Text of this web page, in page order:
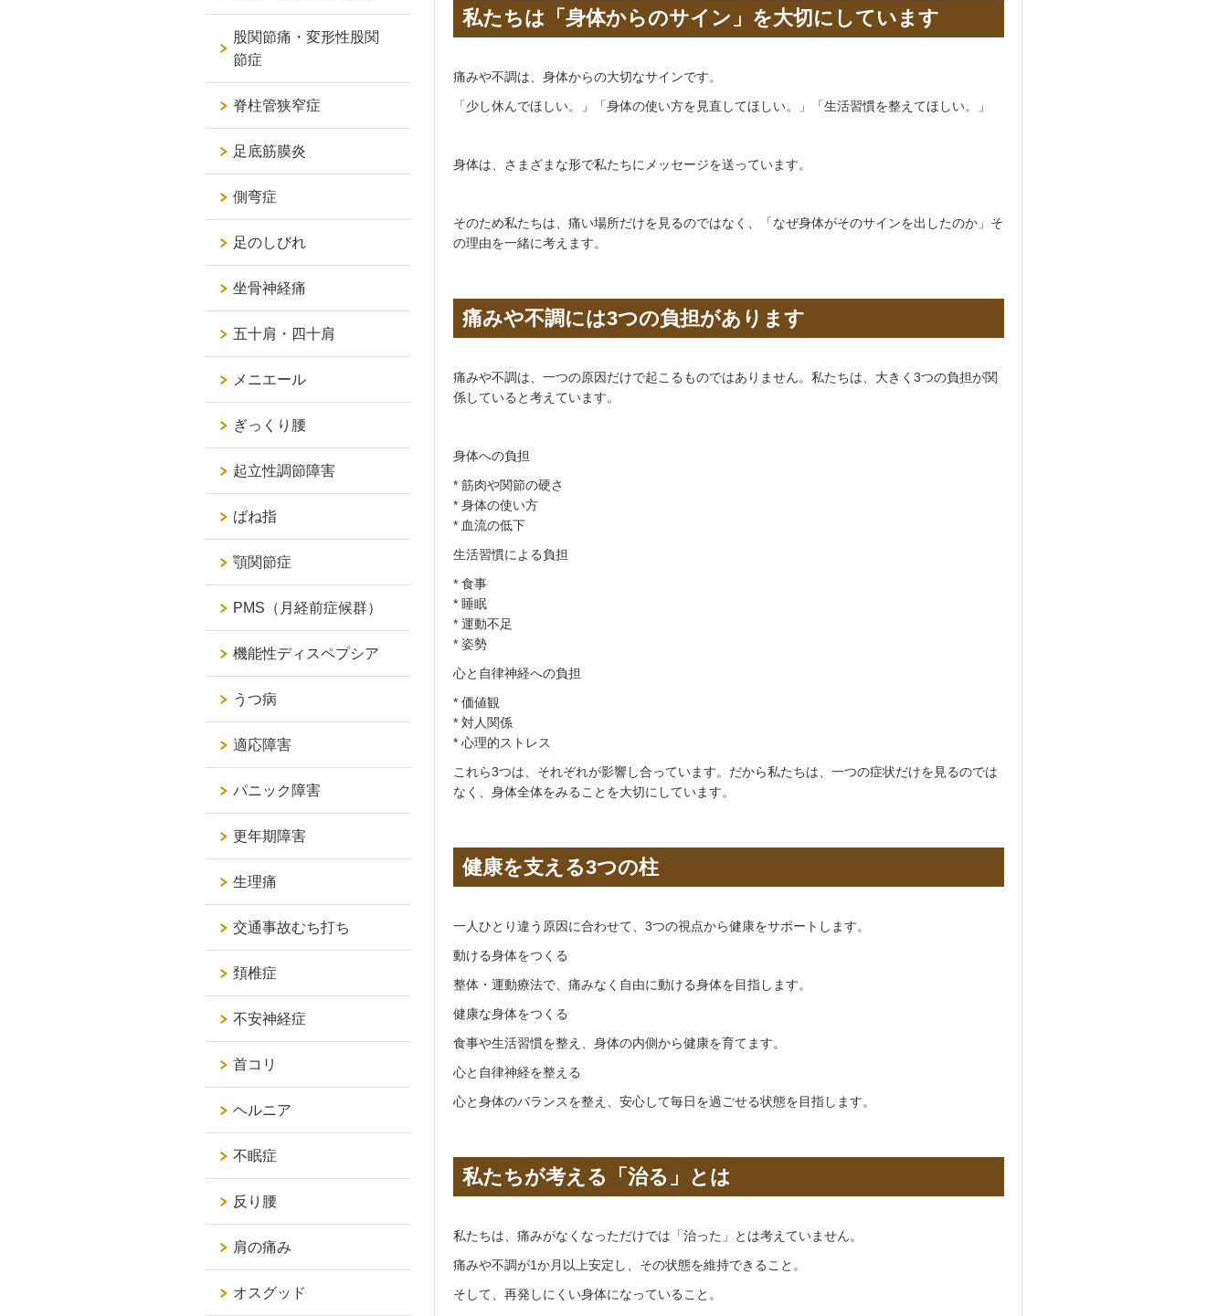
私たちは「身体からのサイン」を大切にしています
痛みや不調は、身体からの大切なサインです。
「少し休んでほしい。」「身体の使い方を見直してほしい。」「生活習慣を整えてほしい。」
身体は、さまざまな形で私たちにメッセージを送っています。
そのため私たちは、痛い場所だけを見るのではなく、「なぜ身体がそのサインを出したのか」そ
の理由を一緒に考えます。
痛みや不調には3つの負担があります
痛みや不調は、一つの原因だけで起こるものではありません。私たちは、大きく3つの負担が関
係していると考えています。
身体への負担
* 筋肉や関節の硬さ
* 身体の使い方
* 血流の低下
生活習慣による負担
* 食事
* 睡眠
* 運動不足
* 姿勢
心と自律神経への負担
* 価値観
* 対人関係
* 心理的ストレス
これら3つは、それぞれが影響し合っています。だから私たちは、一つの症状だけを見るのでは
なく、身体全体をみることを大切にしています。
健康を支える3つの柱
一人ひとり違う原因に合わせて、3つの視点から健康をサポートします。
動ける身体をつくる
整体・運動療法で、痛みなく自由に動ける身体を目指します。
健康な身体をつくる
食事や生活習慣を整え、身体の内側から健康を育てます。
心と自律神経を整える
心と身体のバランスを整え、安心して毎日を過ごせる状態を目指します。
私たちが考える「治る」とは
私たちは、痛みがなくなっただけでは「治った」とは考えていません。
痛みや不調が1か月以上安定し、その状態を維持できること。
そして、再発しにくい身体になっていること。
股関節痛・変形性股関
節症
脊柱管狭窄症
足底筋膜炎
側弯症
足のしびれ
坐骨神経痛
五十肩・四十肩
メニエール
ぎっくり腰
起立性調節障害
ばね指
顎関節症
PMS（月経前症候群）
機能性ディスペプシア
うつ病
適応障害
パニック障害
更年期障害
生理痛
交通事故むち打ち
頚椎症
不安神経症
首コリ
ヘルニア
不眠症
反り腰
肩の痛み
オスグッド